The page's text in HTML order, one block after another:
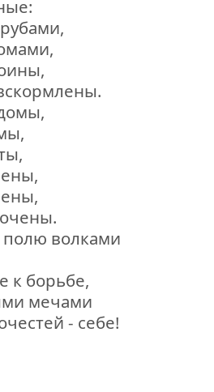
полю волками
к борьбе,
мечами
- себе!